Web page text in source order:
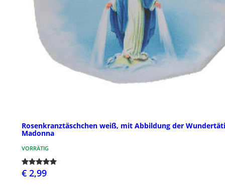
Rosenkranztäschchen weiß, mit Abbildung der
Madonna
VORRÄTIG
€ 2,99